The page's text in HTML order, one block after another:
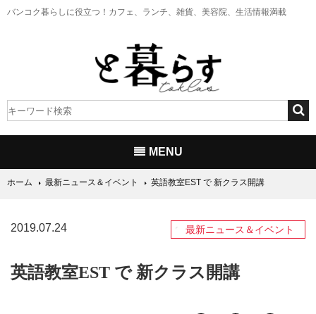
バンコク暮らしに役立つ！ カフェ、ランチ、雑貨、美容院、生活情報満載
MENU
ホーム 最新ニュース＆イベント 英語教室EST で 新クラス開講
2019.07.24 最新ニュース＆イベント
英語教室EST で 新クラス開講